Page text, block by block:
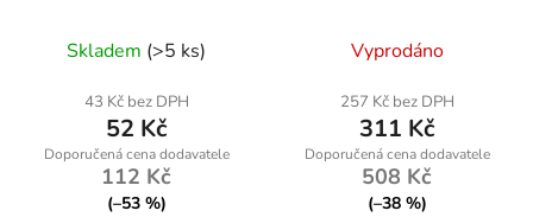
komárům a hmyzu
Skladem (>5 ks)
43 Kč bez DPH
52 Kč
112 Kč
(–53 %)
1,5 kg/h
hodnocení
produktu
je
5,0
z
Vyprodáno
257 Kč bez DPH
311 Kč
508 Kč
(–38 %)